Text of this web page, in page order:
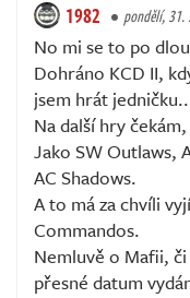
1982 pondělí, 31.
No mi se to po
Dohráno KCD II,
jsem hrát
Na další hry
Jako SW Outlaws,
AC Shadows.
A to má za chvíli
Commandos.
Nemluvě o Mafii,
přesné datum